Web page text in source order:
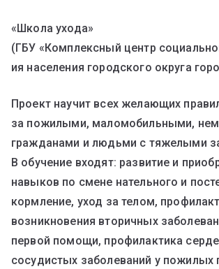
«Школа ухода»
(ГБУ «Комплексный центр
ия населения городского округа
Проект научит всех желающих
за пожилыми, маломобильными,
гражданами и людьми с тяжелыми
В обучение входят: развитие и
навыков по смене нательного и
кормление, уход за телом,
возникновения вторичных
первой помощи, профилактика
сосудистых заболеваний у пожилых